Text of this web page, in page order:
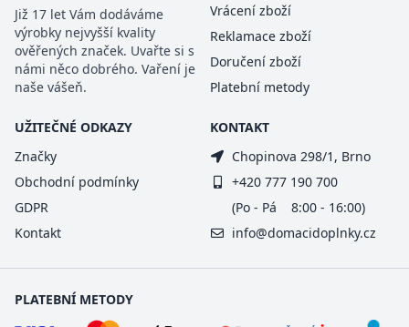
Již 17 let Vám dodáváme
výrobky nejvyšší kvality
ověřených značek. Uvařte si s
námi něco dobrého. Vaření je
naše vášeň.
Vrácení zboží
Reklamace zboží
Doručení zboží
Platební metody
UŽITEČNÉ ODKAZY
Značky
Obchodní podmínky
GDPR
Kontakt
KONTAKT
Chopinova 298/1, Brno
+420 777 190 700
(Po - Pá 8:00 - 16:00)
info@domacidoplnky.cz
PLATEBNÍ METODY